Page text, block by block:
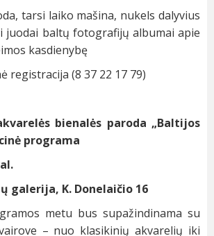
tarsi laiko mašina, nukels dalyvius
juodai baltų fotografijų albumai apie
kasdienybę
registracija (8 37 22 17 79)
bienalės paroda „Baltijos
programa
galerija, K. Donelaičio 16
metu bus supažindinama su
– nuo klasikinių akvarelių iki